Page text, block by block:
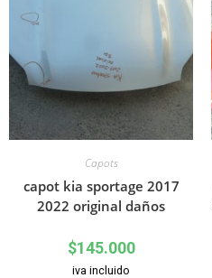
Capots
capot kia sportage 2017
2022 original daños
$145.000
iva incluido